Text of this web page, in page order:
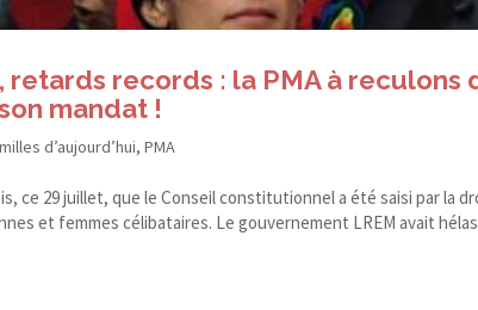
retards records : la PMA à reculons
mandat !
d’aujourd’hui,PMA
ce 29 juillet, que le Conseil constitutionnel a été saisi par la
et femmes célibataires. Le gouvernement LREM avait